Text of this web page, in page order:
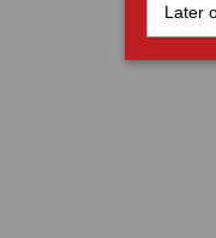
Later